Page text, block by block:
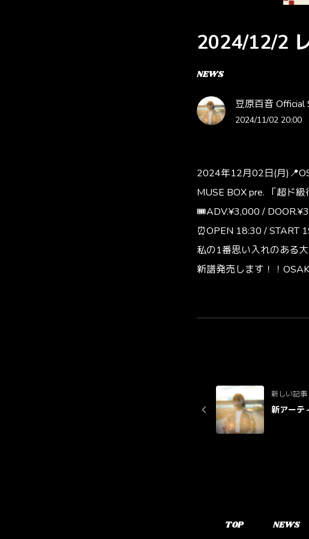
2024/12/2
NEWS
豆原百音 Official
2024/11/02 20:00
2024年12月02日(月
MUSE BOX pre. 「超ド級
🎟ADV.¥3,000 /
⏰OPEN 18:30 / START
私の1番思い入れのある
新譜発売します！！
新しい記事
新アーテ
TOP NEWS